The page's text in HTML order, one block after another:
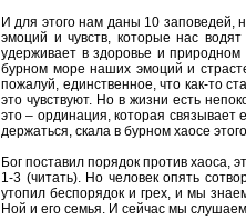
И для этого нам даны 10 заповедей,
эмоций и чувств, которые нас
удерживает в здоровье и
бурном море наших эмоций и
пожалуй, единственное, что как-то
это чувствуют. Но в жизни есть
это – ординация, которая связывает
держаться, скала в бурном хаосе
Бог поставил порядок против хаоса,
1-3 (читать). Но человек опять
утопил беспорядок и грех, и мы
Ной и его семья. И сейчас мы